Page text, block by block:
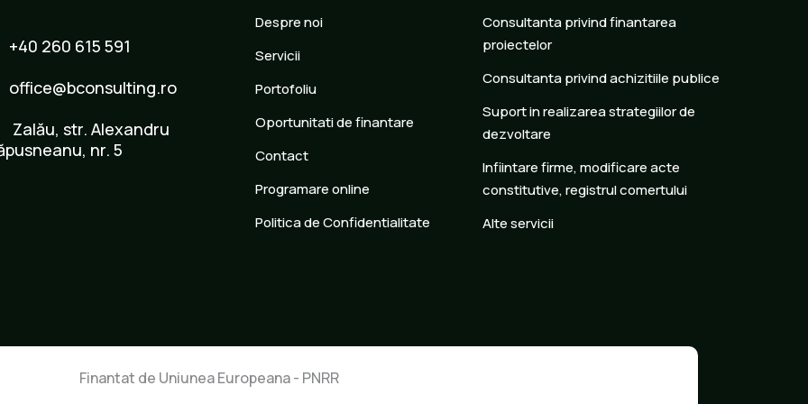
260 615 591
str. Alexandru
nr. 5
Despre noi
Servicii
Portofoliu
Oportunitati de finantare
Contact
Programare online
Politica de Confidentialitate
Consultanta privind finantarea
proiectelor
Consultanta privind achizitiile publice
Suport in realizarea strategiilor de
dezvoltare
Infiintare firme, modificare acte
constitutive, registrul comertului
Alte servicii